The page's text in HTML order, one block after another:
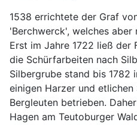
1538 errichtete der Graf
'Berchwerck', welches
Erst im Jahre 1722 ließ der
die Schürfarbeiten nach
Silbergrube stand bis 1782
einigen Harzer und etlichen
Bergleuten betrieben.
Hagen am Teutoburger